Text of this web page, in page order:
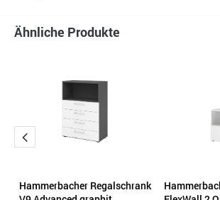
Ähnliche Produkte
Hammerbacher Regalschrank